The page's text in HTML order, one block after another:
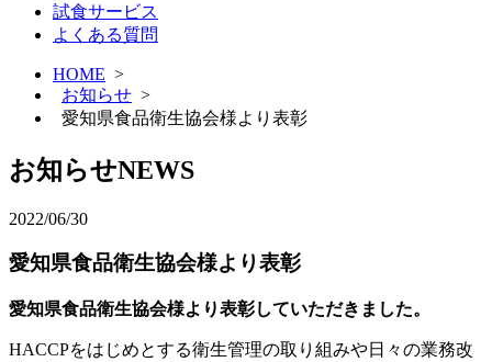
試食サービス
よくある質問
HOME >
お知らせ >
愛知県食品衛生協会様より表彰
お知らせNEWS
2022/06/30
愛知県食品衛生協会様より表彰
愛知県食品衛生協会様より表彰していただきました。
HACCPをはじめとする衛生管理の取り組みや日々の業務改